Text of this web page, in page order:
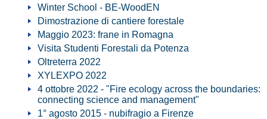
Winter School - BE-WoodEN
Dimostrazione di cantiere forestale
Maggio 2023: frane in Romagna
Visita Studenti Forestali da Potenza
Oltreterra 2022
XYLEXPO 2022
4 ottobre 2022 - "Fire ecology across the boundaries:
connecting science and management"
1° agosto 2015 - nubifragio a Firenze